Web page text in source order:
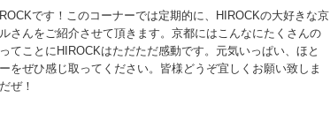
です！このコーナーでは定期的に、HIROCKの大好きな京
さんをご紹介させて頂きます。京都にはこんなにたくさんの
てことにHIROCKはただただ感動です。元気いっぱい、ほと
をぜひ感じ取ってください。皆様どうぞ宜しくお願い致しま
ぜ！